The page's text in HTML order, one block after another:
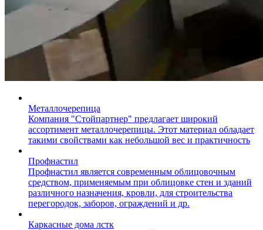
Металлочерепица
Компания "Стойпартнер" предлагает широкий
ассортимент металлочерепицы. Этот материал обладает
такими свойствами как небольшой вес и практичность
Профнастил
Профнастил является современным облицовочным
средством, применяемым при облицовке стен и зданий
различного назначения, кровли, для строительства
перегородок, заборов, ограждений и др.
Каркасные дома лстк